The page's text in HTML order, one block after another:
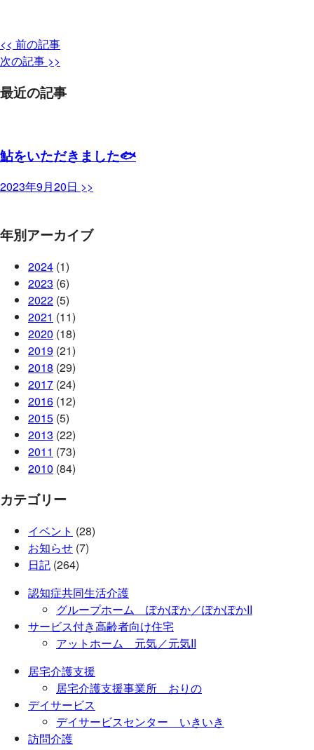
<< 前の記事
次の記事 >>
最近の記事
鮎をいただきました🐟
2023年9月20日 >>
年別アーカイブ
2024 (1)
2023 (6)
2022 (5)
2021 (11)
2020 (18)
2019 (21)
2018 (29)
2017 (24)
2016 (12)
2015 (5)
2013 (22)
2011 (73)
2010 (84)
カテゴリー
イベント (28)
お知らせ (7)
日記 (264)
認知症共同生活介護
グループホーム ぽかぽか／ぽかぽかII
サービス付き高齢者向け住宅
アットホーム 元気／元気II
居宅介護支援
居宅介護支援事業所 おりの
デイサービス
デイサービスセンター いきいき
訪問介護